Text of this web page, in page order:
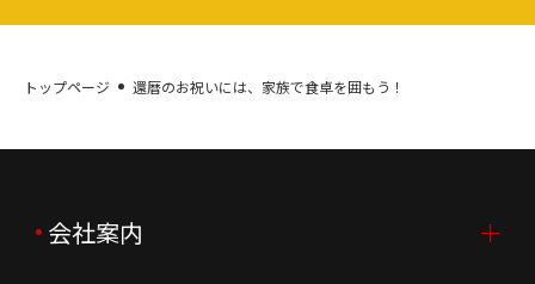
トップページ 還暦のお祝いには、家族で食卓を囲もう！
会社案内